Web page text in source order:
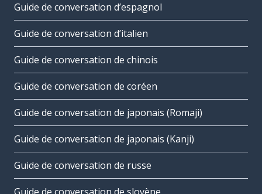
Guide de conversation d’espagnol
Guide de conversation d’italien
Guide de conversation de chinois
Guide de conversation de coréen
Guide de conversation de japonais (Romaji)
Guide de conversation de japonais (Kanji)
Guide de conversation de russe